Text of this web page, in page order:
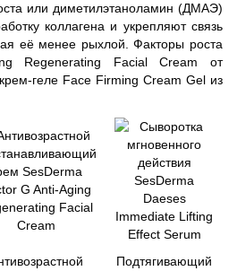
или диметилэтаноламин (ДМАЭ)
коллагена и укрепляют связь
её менее рыхлой. Факторы роста
Regenerating Facial Cream от
крем-геле Face Firming Cream Gelиз
Подтягивающий